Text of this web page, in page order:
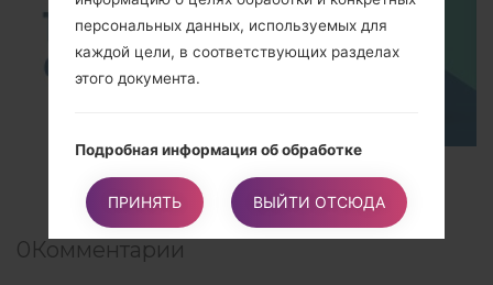
0Комментарии
персональных данных, используемых для
каждой цели, в соответствующих разделах
этого документа.
Подробная информация об обработке
персональных данных
Персональные данные собираются для
следующих целей и для использования таких
услуг:
ПРИНЯТЬ ВЫЙТИ ОТСЮДА